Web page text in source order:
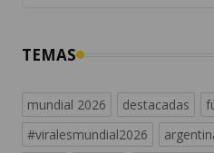
TEMAS
mundial 2026 destacadas
#viralesmundial2026